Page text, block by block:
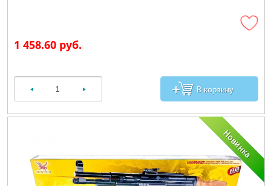
1 458.60 руб.